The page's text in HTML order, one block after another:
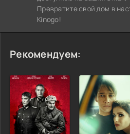
Превратите свой дом в
Kinogo!
Рекомендуем: